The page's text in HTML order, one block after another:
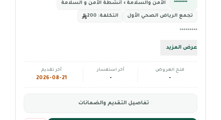
********* الأمن والسلامة › أنشطة الأمن و السلامة
تجمع الرياض الصحي الأول التكلفة:
*********
عرض المزيد
فتح العروض
-
آخر استفسار
-
آخر تقديم
2026-08-21
تفاصيل التقديم والضمانات